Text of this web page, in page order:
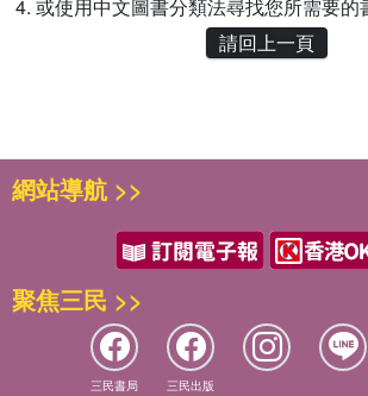
或使用中文圖書分類法尋找您所需要的
請回上一頁
網站導航 >>
聚焦三民 >>
三民書局 三民出版